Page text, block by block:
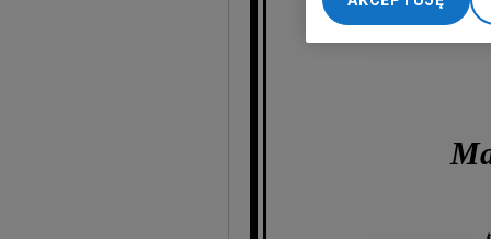
My, nasi Zaufani
dokładnych danych
Przechowywanie
treści, badnie